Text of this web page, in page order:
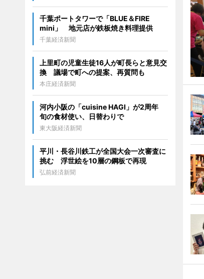
千葉ポートタワーで「BLUE＆FIRE
mini」 地元店が鉄板焼き料理提供
千葉経済新聞
上里町の児童生徒16人が町長らと意見交
換 議場で町への提案、再質問も
本庄経済新聞
河内小阪の「cuisine HAGI」が2周年
旬の食材使い、日替わりで
東大阪経済新聞
平川・長谷川鉄工が全国大会一次審査に
挑む 浮世絵を10層の鋼板で再現
弘前経済新聞